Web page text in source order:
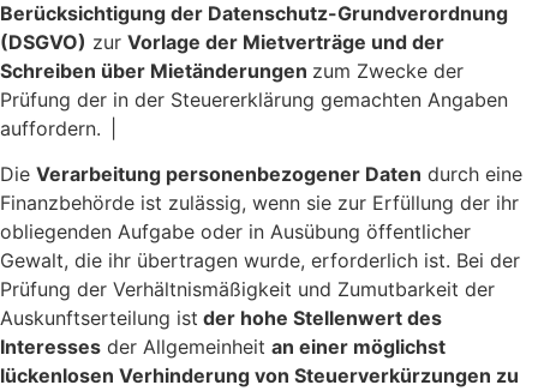
Berücksichtigung der Datenschutz-Grundverordnung
(DSGVO) zur Vorlage der Mietverträge und der
Schreiben über Mietänderungen zum Zwecke der
Prüfung der in der Steuererklärung gemachten Angaben
auffordern. |
Die Verarbeitung personenbezogener Daten durch eine
Finanzbehörde ist zulässig, wenn sie zur Erfüllung der ihr
obliegenden Aufgabe oder in Ausübung öffentlicher
Gewalt, die ihr übertragen wurde, erforderlich ist. Bei der
Prüfung der Verhältnismäßigkeit und Zumutbarkeit der
Auskunftserteilung ist der hohe Stellenwert des
Interesses der Allgemeinheit an einer möglichst
lückenlosen Verhinderung von Steuerverkürzungen zu